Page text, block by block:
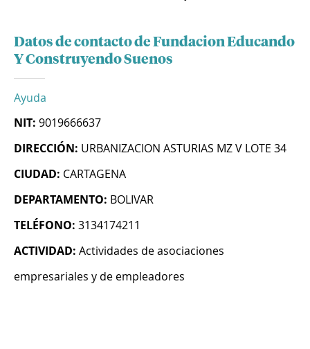
Datos de contacto de Fundacion Educando
Y Construyendo Suenos
Ayuda
NIT: 9019666637
DIRECCIÓN: URBANIZACION ASTURIAS MZ V LOTE 34
CIUDAD: CARTAGENA
DEPARTAMENTO: BOLIVAR
TELÉFONO: 3134174211
ACTIVIDAD: Actividades de asociaciones
empresariales y de empleadores